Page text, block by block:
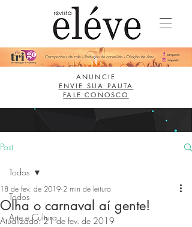
ANUNCIE
ENVIE SUA PAUTA
FALE CONOSCO
Post
Todos
Arte e Cultura
Todos
Olha o carnaval aí gente!
18 de fev. de 2019 2 min de leitura
Atualizado:21 de fev. de 2019